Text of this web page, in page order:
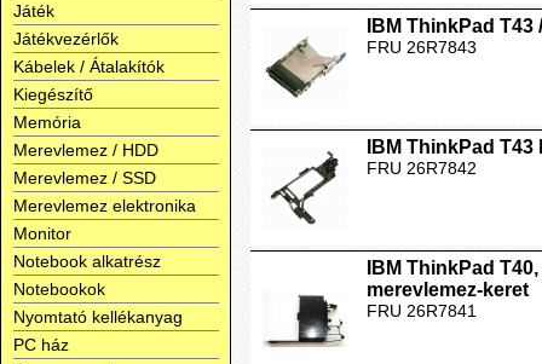
Játék
Játékvezérlők
Kábelek / Átalakítók
Kiegészítő
Memória
Merevlemez / HDD
Merevlemez / SSD
Merevlemez elektronika
Monitor
Notebook alkatrész
Notebookok
Nyomtató kellékanyag
PC ház
IBM ThinkPad
FRU 26R7843
IBM ThinkPad
FRU 26R7842
IBM ThinkPad
merevlemez-keret
FRU 26R7841